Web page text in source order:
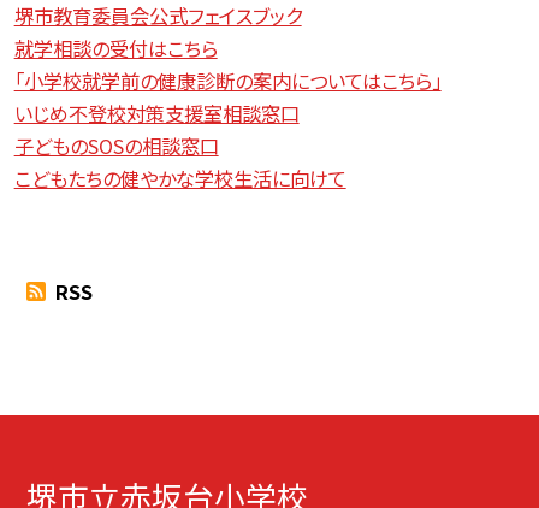
堺市教育委員会公式フェイスブック
就学相談の受付はこちら
「小学校就学前の健康診断の案内についてはこちら」
いじめ不登校対策支援室相談窓口
子どものSOSの相談窓口
こどもたちの健やかな学校生活に向けて
RSS
堺市立赤坂台小学校